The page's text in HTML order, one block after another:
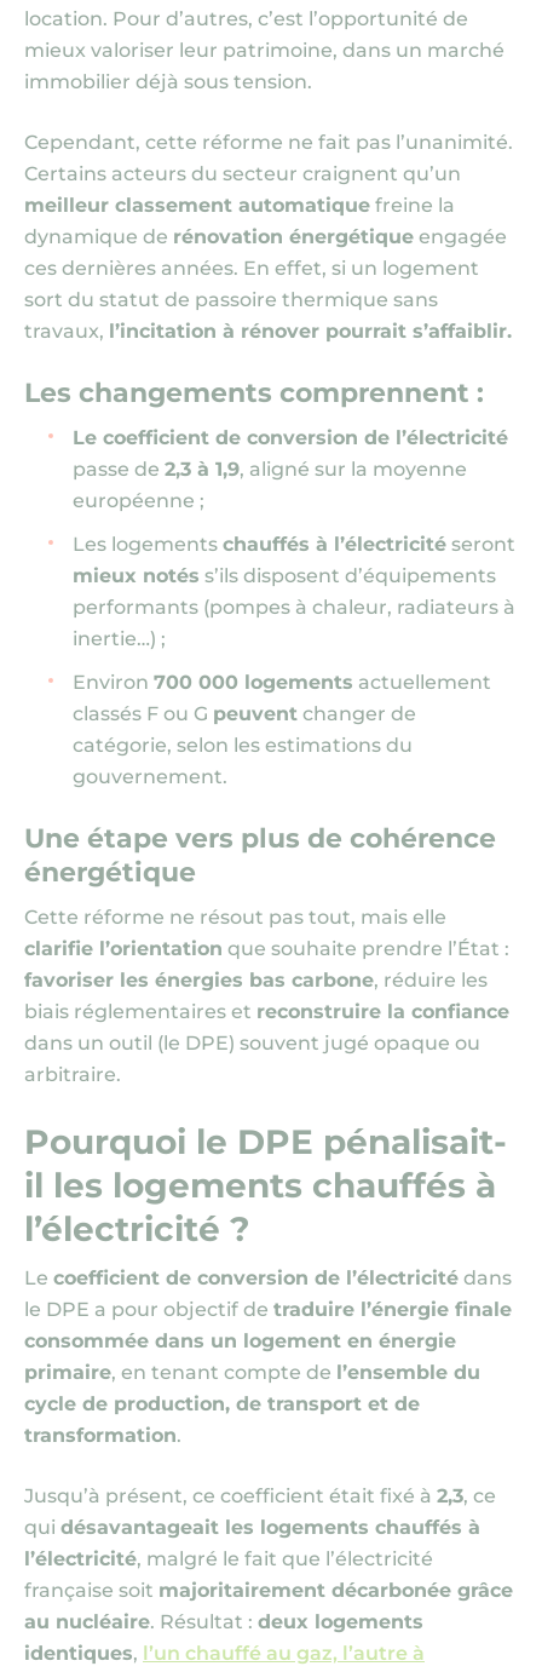
location. Pour d’autres, c’est l’opportunité de
mieux valoriser leur patrimoine, dans un marché
immobilier déjà sous tension.
Cependant, cette réforme ne fait pas l’unanimité.
Certains acteurs du secteur craignent qu’un
meilleur classement automatique freine la
dynamique de rénovation énergétique engagée
ces dernières années. En effet, si un logement
sort du statut de passoire thermique sans
travaux, l’incitation à rénover pourrait s’affaiblir.
Les changements comprennent :
Le coefficient de conversion de l’électricité
passe de 2,3 à 1,9, aligné sur la moyenne
européenne ;
Les logements chauffés à l’électricité seront
mieux notés s’ils disposent d’équipements
performants (pompes à chaleur, radiateurs à
inertie…) ;
Environ 700 000 logements actuellement
classés F ou G peuvent changer de
catégorie, selon les estimations du
gouvernement.
Une étape vers plus de cohérence
énergétique
Cette réforme ne résout pas tout, mais elle
clarifie l’orientation que souhaite prendre l’État :
favoriser les énergies bas carbone, réduire les
biais réglementaires et reconstruire la confiance
dans un outil (le DPE) souvent jugé opaque ou
arbitraire.
Pourquoi le DPE pénalisait-
il les logements chauffés à
l’électricité ?
Le coefficient de conversion de l’électricité dans
le DPE a pour objectif de traduire l’énergie finale
consommée dans un logement en énergie
primaire, en tenant compte de l’ensemble du
cycle de production, de transport et de
transformation.
Jusqu’à présent, ce coefficient était fixé à 2,3, ce
qui désavantageait les logements chauffés à
l’électricité, malgré le fait que l’électricité
française soit majoritairement décarbonée grâce
au nucléaire. Résultat : deux logements
identiques, l’un chauffé au gaz, l’autre à